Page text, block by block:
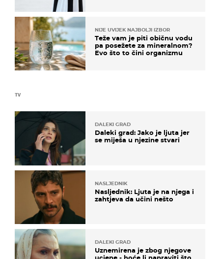
TV
DALEKI GRAD
Daleki grad: Jako je ljuta jer
se miješa u njezine stvari
NASLJEDNIK
Nasljednik: Ljuta je na njega i
zahtjeva da učini nešto
DALEKI GRAD
Uznemirena je zbog njegove
NIJE UVIJEK NAJBOLJI IZBOR
Teže vam je piti običnu vodu
pa posežete za mineralnom?
Evo što to čini organizmu